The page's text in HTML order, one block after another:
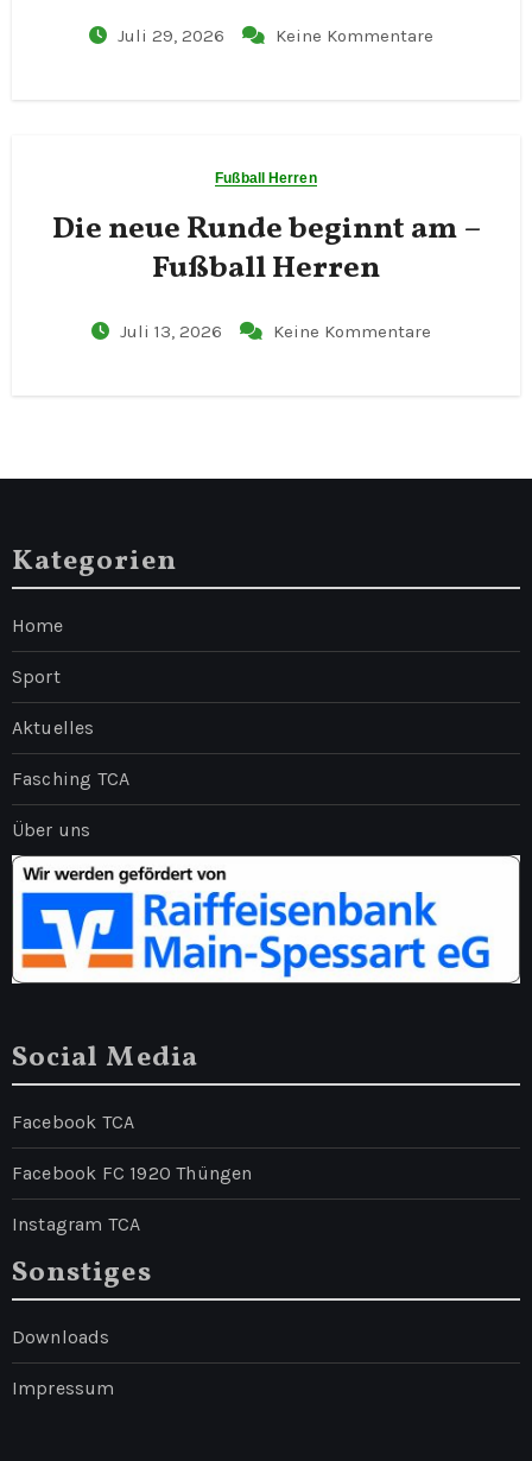
Juli 29, 2026 Keine Kommentare
Fußball Herren
Die neue Runde beginnt am –
Fußball Herren
Juli 13, 2026 Keine Kommentare
Kategorien
Home
Sport
Aktuelles
Fasching TCA
Über uns
Social Media
Facebook TCA
Facebook FC 1920 Thüngen
Instagram TCA
Sonstiges
Downloads
Impressum